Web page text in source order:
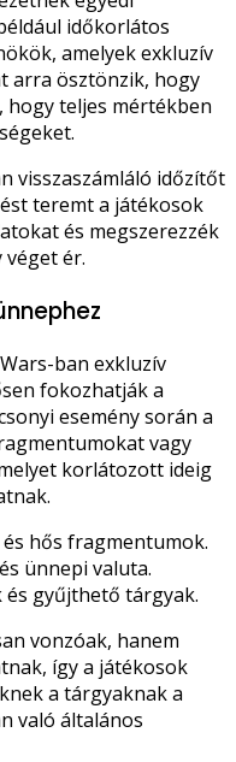
időkorlátos
amelyek exkluzív
arra ösztönzik, hogy
hogy teljes mértékben
visszaszámláló időzítőt
teremt a játékosok
és megszerezzék
ér.
ban exkluzív
fokozhatják a
esemény során a
vagy
korlátozott ideig
hős fragmentumok.
ünnepi valuta.
gyűjthető tárgyak.
vonzóak, hanem
így a játékosok
a tárgyaknak a
való általános